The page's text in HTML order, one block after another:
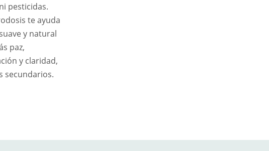
pesticidas.
te ayuda
y natural
paz,
y claridad,
secundarios.